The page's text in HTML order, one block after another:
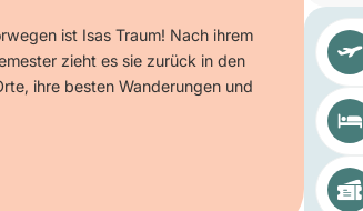
ist Isas Traum! Nach ihrem
zieht es sie zurück in den
ihre besten Wanderungen und